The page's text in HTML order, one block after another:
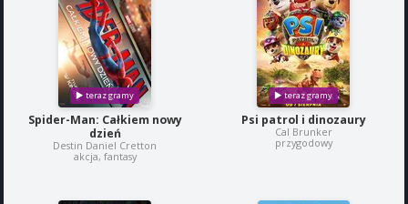
Spider-Man: Całkiem nowy
dzień
Destin Daniel Cretton
akcja, fantasy
Psi patrol i dinozaury
Cal Brunker
przygodowy